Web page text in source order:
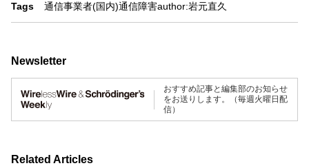
Tags 通信事業者(国内)通信障害author:岩元直久
Newsletter
おすすめ記事と編集部のお知らせ
をお送りします。（毎週火曜日配
信）
Related Articles